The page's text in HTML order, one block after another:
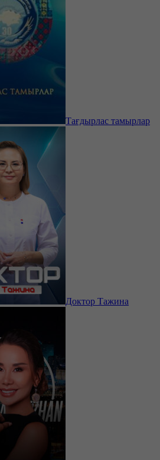
Тағдырлас тамырлар
Доктор Тажина